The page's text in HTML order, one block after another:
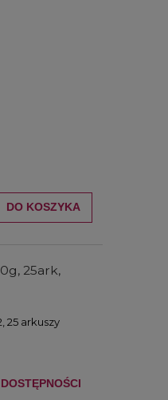
Zestaw farb
DO KOSZYKA
25ark,
25 arkuszy